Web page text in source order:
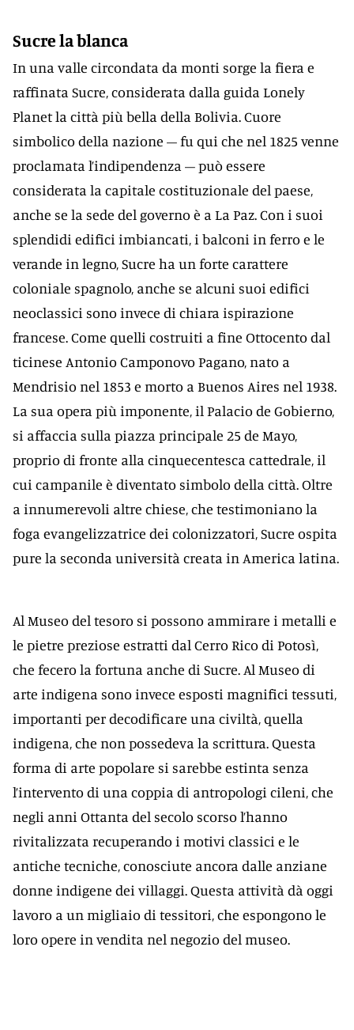
Sucre la blanca
In una valle circondata da monti sorge la fiera e
raffinata Sucre, considerata dalla guida Lonely
Planet la città più bella della Bolivia. Cuore
simbolico della nazione – fu qui che nel 1825 venne
proclamata l’indipendenza – può essere
considerata la capitale costituzionale del paese,
anche se la sede del governo è a La Paz. Con i suoi
splendidi edifici imbiancati, i balconi in ferro e le
verande in legno, Sucre ha un forte carattere
coloniale spagnolo, anche se alcuni suoi edifici
neoclassici sono invece di chiara ispirazione
francese. Come quelli costruiti a fine Ottocento dal
ticinese Antonio Camponovo Pagano, nato a
Mendrisio nel 1853 e morto a Buenos Aires nel 1938.
La sua opera più imponente, il Palacio de Gobierno,
si affaccia sulla piazza principale 25 de Mayo,
proprio di fronte alla cinquecentesca cattedrale, il
cui campanile è diventato simbolo della città. Oltre
a innumerevoli altre chiese, che testimoniano la
foga evangelizzatrice dei colonizzatori, Sucre ospita
pure la seconda università creata in America latina.
Al Museo del tesoro si possono ammirare i metalli e
le pietre preziose estratti dal Cerro Rico di Potosì,
che fecero la fortuna anche di Sucre. Al Museo di
arte indigena sono invece esposti magnifici tessuti,
importanti per decodificare una civiltà, quella
indigena, che non possedeva la scrittura. Questa
forma di arte popolare si sarebbe estinta senza
l’intervento di una coppia di antropologi cileni, che
negli anni Ottanta del secolo scorso l’hanno
rivitalizzata recuperando i motivi classici e le
antiche tecniche, conosciute ancora dalle anziane
donne indigene dei villaggi. Questa attività dà oggi
lavoro a un migliaio di tessitori, che espongono le
loro opere in vendita nel negozio del museo.